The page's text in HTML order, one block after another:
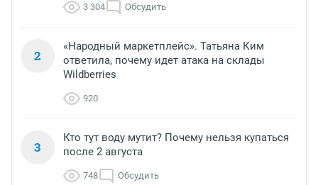
3 304 Обсудить
2
«Народный маркетплейс». Татьяна Ким
ответила, почему идет атака на склады
Wildberries
920
3
Кто тут воду мутит? Почему нельзя купаться
после 2 августа
748 Обсудить